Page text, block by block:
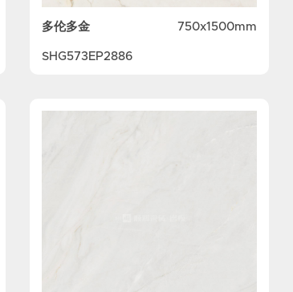
多伦多金 750x1500mm
SHG573EP2886